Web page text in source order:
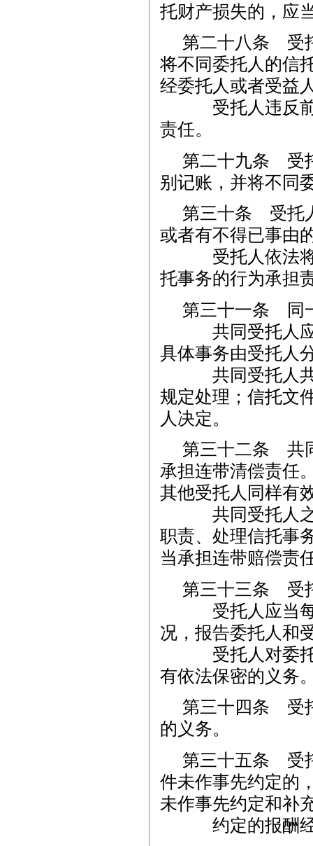
托财产损失的，应
第二十八条 受
将不同委托人的信
经委托人或者受益
受托人违反前款
责任。
第二十九条 受
别记账，并将不同
第三十条 受托
或者有不得已事由
受托人依法将信
托事务的行为承担
第三十一条 同
共同受托人应当
具体事务由受托人
共同受托人共同
规定处理；信托文
人决定。
第三十二条 共
承担连带清偿责任
其他受托人同样有
共同受托人之一
职责、处理信托事
当承担连带赔偿责
第三十三条 受
受托人应当每年
况，报告委托人和
受托人对委托人
有依法保密的义务
第三十四条 受
的义务。
第三十五条 受
件未作事先约定的
未作事先约定和补
约定的报酬经信